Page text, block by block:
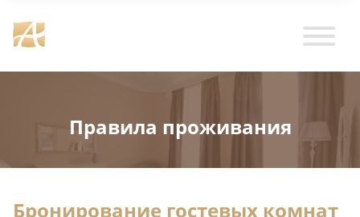
Правила проживания
Бронирование гостевых комнат